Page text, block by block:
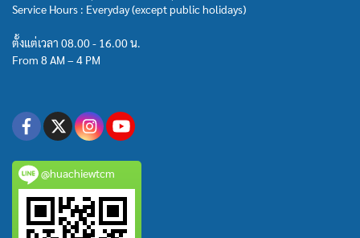
Service Hours : Everyday (except public holidays)
ตั้งแต่เวลา 08.00 - 16.00 น.
From 8 AM – 4 PM
@huachiewtcm